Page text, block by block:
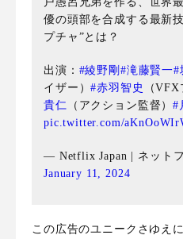
優の頭部を合成する最新
プチャ”とは？
出演： #綾野剛 #滝藤賢一#
イザー）#赤羽智史 （
貴仁 （アクション監督）#
pic.twitter.com/
— Netflix Japan | ネット
January 11, 2024
この広告のユニークさゆえ